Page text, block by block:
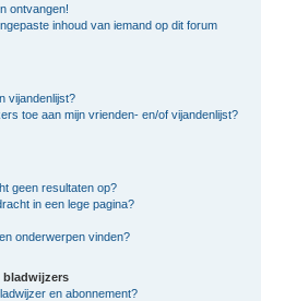
ontvangen!
inhoud van iemand op dit forum
vijandenlijst?
toe aan mijn vrienden- en/of vijandenlijst?
geen resultaten op?
in een lege pagina?
onderwerpen vinden?
bladwijzers
en abonnement?